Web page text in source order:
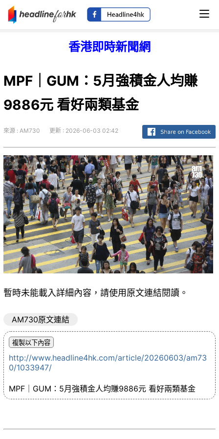
香港即時新聞網
MPF｜GUM：5月強積金人均賺
9886元 看好兩類基金
來源 : AM730 更新 : 2026-06-03 02:42
暫時未能載入詳細內容，請使用原文連結閱讀。
AM730原文連結
http://www.headline4hk.com/article/20260603/am73
0/1033947/
MPF｜GUM：5月強積金人均賺9886元 看好兩類基金